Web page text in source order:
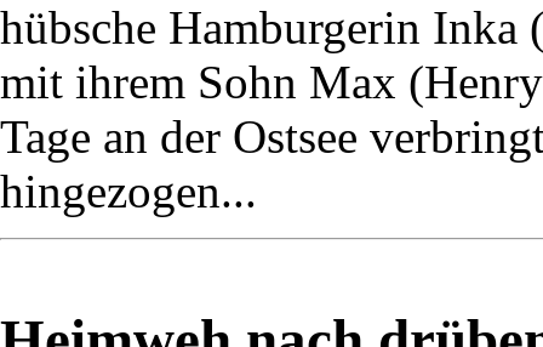
hübsche Hamburgerin
mit ihrem Sohn Max
Tage an der Ostsee
hingezogen...